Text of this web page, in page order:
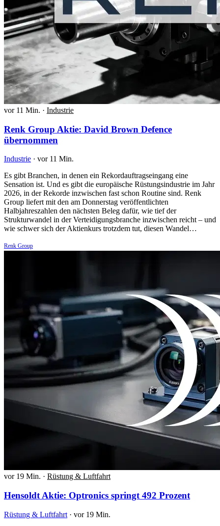
vor 11 Min. · Industrie
Renk Group Aktie: David Brown Defence
übernommen
Industrie · vor 11 Min.
Es gibt Branchen, in denen ein Rekordauftragseingang eine
Sensation ist. Und es gibt die europäische Rüstungsindustrie im Jahr
2026, in der Rekorde inzwischen fast schon Routine sind. Renk
Group liefert mit den am Donnerstag veröffentlichten
Halbjahreszahlen den nächsten Beleg dafür, wie tief der
Strukturwandel in der Verteidigungsbranche inzwischen reicht – und
wie schwer sich der Aktienkurs trotzdem tut, diesen Wandel…
Renk Group
vor 19 Min. · Rüstung & Luftfahrt
Hensoldt Aktie: Optronics springt 492 Prozent
Rüstung & Luftfahrt · vor 19 Min.